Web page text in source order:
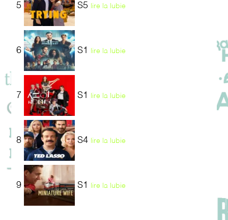
5 S5 lire la lubie
6 S1 lire la lubie
7 S1 lire la lubie
8 S4 lire la lubie
9 S1 lire la lubie